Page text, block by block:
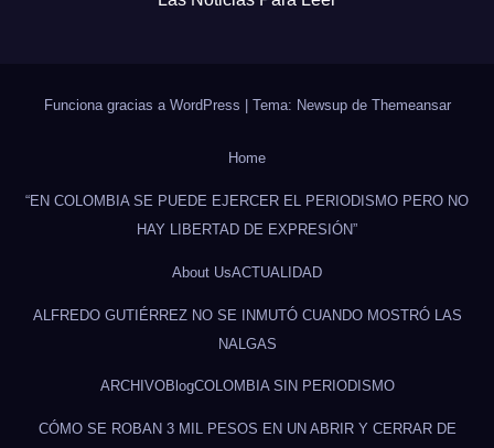
Funciona gracias a WordPress Tema: Newsup de Themeansar
Home
“EN COLOMBIA SE PUEDE EJERCER EL PERIODISMO PERO NO
HAY LIBERTAD DE EXPRESIÓN”
About UsACTUALIDAD
ALFREDO GUTIÉRREZ NO SE INMUTÓ CUANDO MOSTRÓ LAS
NALGAS
ARCHIVOBlogCOLOMBIA SIN PERIODISMO
CÓMO SE ROBAN 3 MIL PESOS EN UN ABRIR Y CERRAR DE